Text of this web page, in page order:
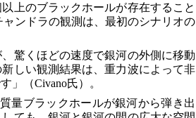
上のブラックホールが存在すること
ンドラの観測は、最初のシナリオの
驚くほどの速度で銀河の外側に移動
しい観測結果は、重力波によって非
」（Civano氏）。
量ブラックホールが銀河から弾き出